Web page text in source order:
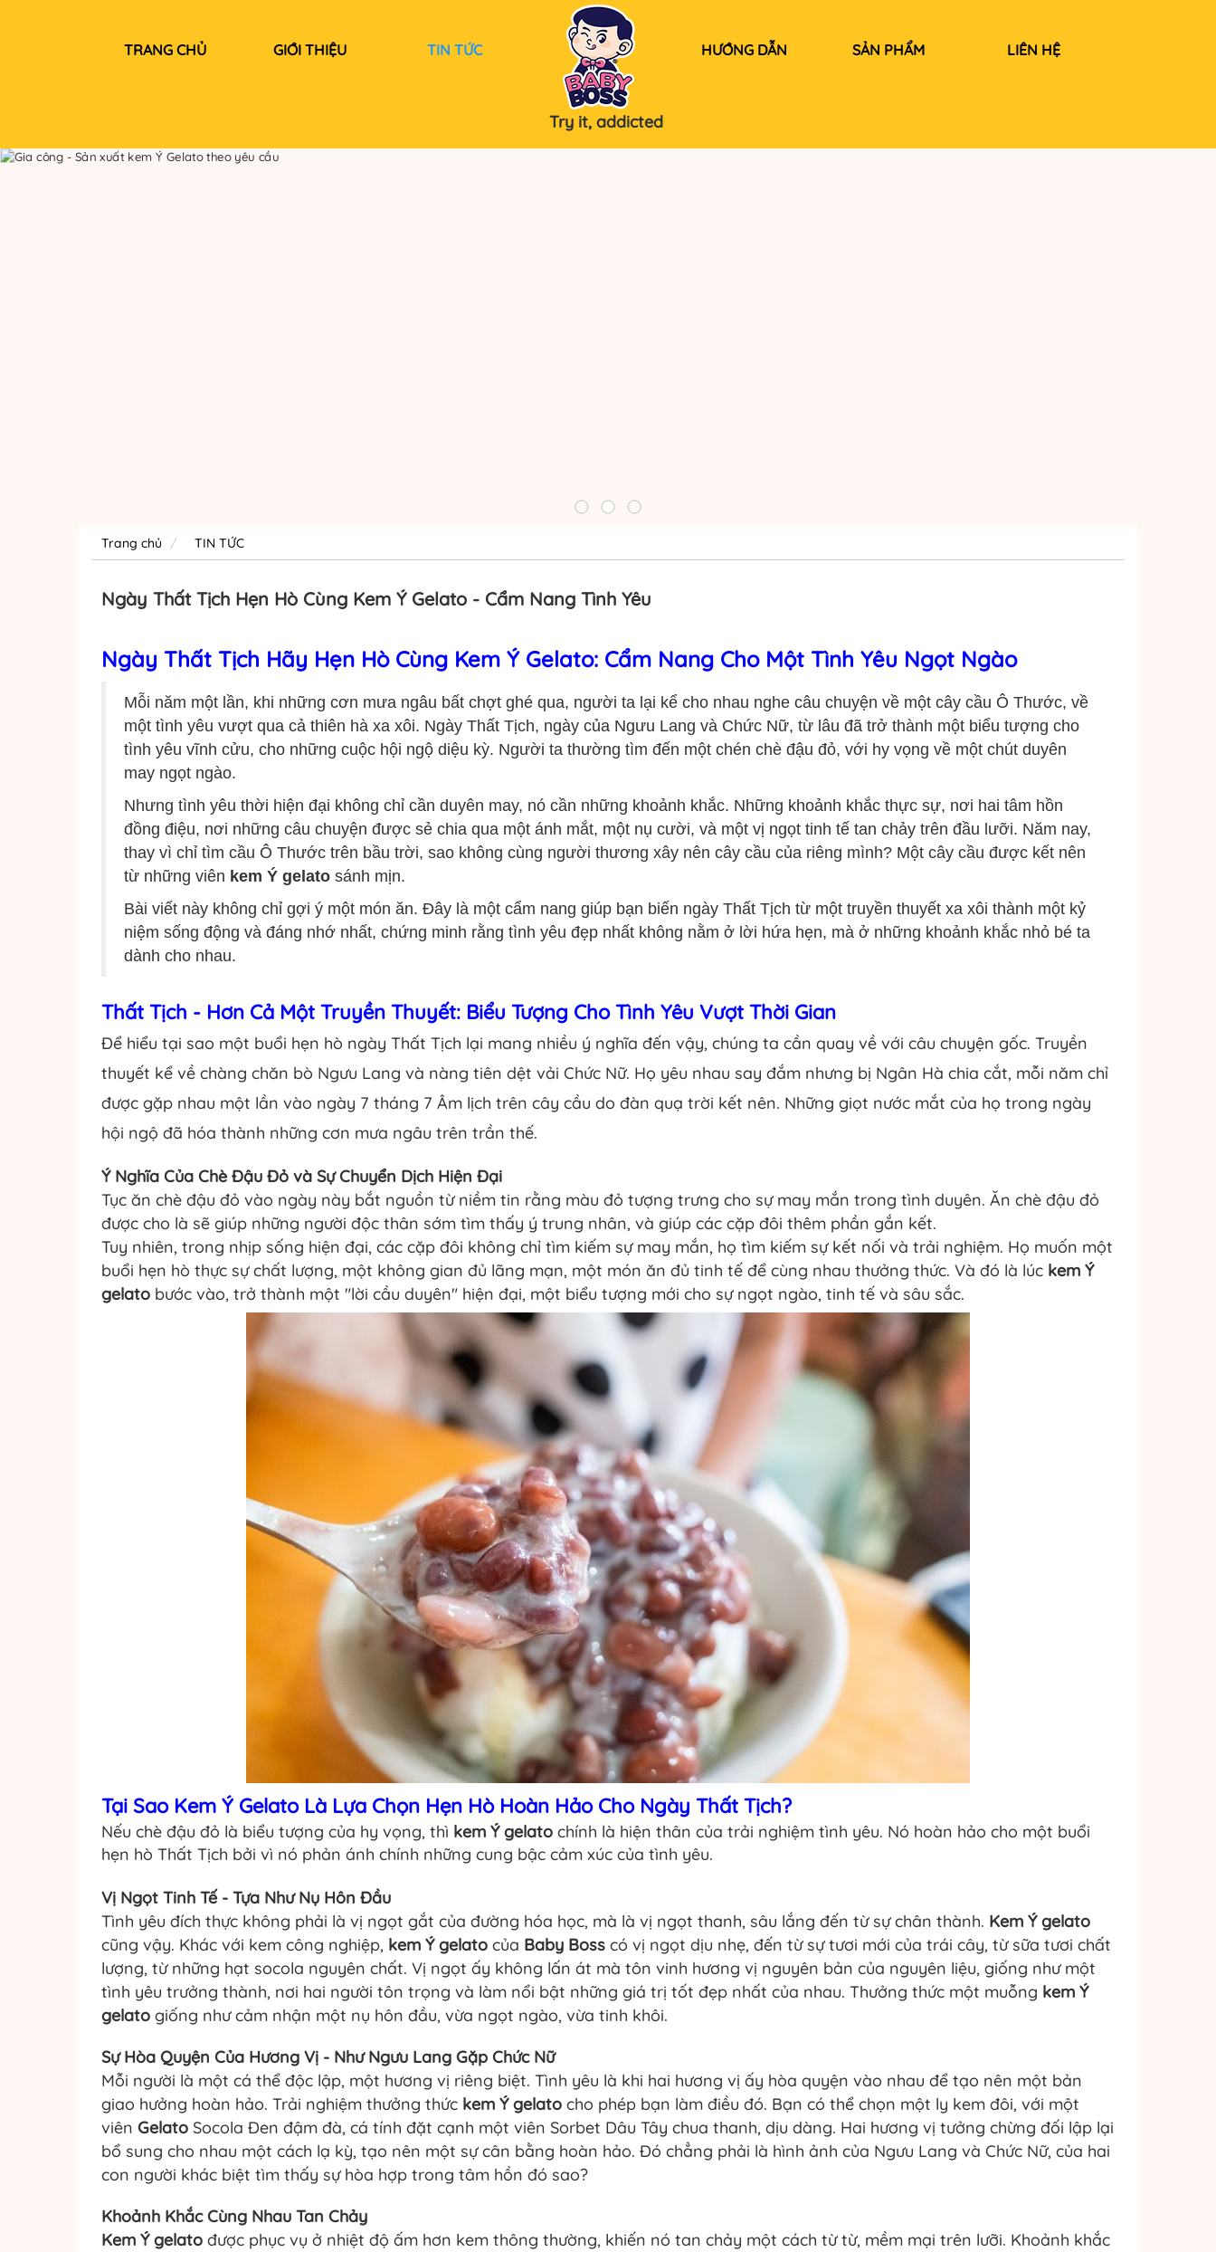
TRANG CHỦ GIỚI THIỆU TIN TỨC HƯỚNG DẪN SẢN PHẨM LIÊN HỆ
Try it, addicted
Trang chủ TIN TỨC
Ngày Thất Tịch Hẹn Hò Cùng Kem Ý Gelato - Cẩm Nang Tình Yêu
Ngày Thất Tịch Hãy Hẹn Hò Cùng Kem Ý Gelato: Cẩm Nang Cho Một Tình Yêu Ngọt Ngào
Mỗi năm một lần, khi những cơn mưa ngâu bất chợt ghé qua, người ta lại kể cho nhau nghe câu chuyện về một cây cầu Ô Thước, về
một tình yêu vượt qua cả thiên hà xa xôi. Ngày Thất Tịch, ngày của Ngưu Lang và Chức Nữ, từ lâu đã trở thành một biểu tượng cho
tình yêu vĩnh cửu, cho những cuộc hội ngộ diệu kỳ. Người ta thường tìm đến một chén chè đậu đỏ, với hy vọng về một chút duyên
may ngọt ngào.
Nhưng tình yêu thời hiện đại không chỉ cần duyên may, nó cần những khoảnh khắc. Những khoảnh khắc thực sự, nơi hai tâm hồn
đồng điệu, nơi những câu chuyện được sẻ chia qua một ánh mắt, một nụ cười, và một vị ngọt tinh tế tan chảy trên đầu lưỡi. Năm nay,
thay vì chỉ tìm cầu Ô Thước trên bầu trời, sao không cùng người thương xây nên cây cầu của riêng mình? Một cây cầu được kết nên
từ những viên kem Ý gelato sánh mịn.
Bài viết này không chỉ gợi ý một món ăn. Đây là một cẩm nang giúp bạn biến ngày Thất Tịch từ một truyền thuyết xa xôi thành một kỷ
niệm sống động và đáng nhớ nhất, chứng minh rằng tình yêu đẹp nhất không nằm ở lời hứa hẹn, mà ở những khoảnh khắc nhỏ bé ta
dành cho nhau.
Thất Tịch - Hơn Cả Một Truyền Thuyết: Biểu Tượng Cho Tình Yêu Vượt Thời Gian
Để hiểu tại sao một buổi hẹn hò ngày Thất Tịch lại mang nhiều ý nghĩa đến vậy, chúng ta cần quay về với câu chuyện gốc. Truyền
thuyết kể về chàng chăn bò Ngưu Lang và nàng tiên dệt vải Chức Nữ. Họ yêu nhau say đắm nhưng bị Ngân Hà chia cắt, mỗi năm chỉ
được gặp nhau một lần vào ngày 7 tháng 7 Âm lịch trên cây cầu do đàn quạ trời kết nên. Những giọt nước mắt của họ trong ngày
hội ngộ đã hóa thành những cơn mưa ngâu trên trần thế.
Ý Nghĩa Của Chè Đậu Đỏ và Sự Chuyển Dịch Hiện Đại
Tục ăn chè đậu đỏ vào ngày này bắt nguồn từ niềm tin rằng màu đỏ tượng trưng cho sự may mắn trong tình duyên. Ăn chè đậu đỏ
được cho là sẽ giúp những người độc thân sớm tìm thấy ý trung nhân, và giúp các cặp đôi thêm phần gắn kết.
Tuy nhiên, trong nhịp sống hiện đại, các cặp đôi không chỉ tìm kiếm sự may mắn, họ tìm kiếm sự kết nối và trải nghiệm. Họ muốn một
buổi hẹn hò thực sự chất lượng, một không gian đủ lãng mạn, một món ăn đủ tinh tế để cùng nhau thưởng thức. Và đó là lúc kem Ý
gelato bước vào, trở thành một "lời cầu duyên" hiện đại, một biểu tượng mới cho sự ngọt ngào, tinh tế và sâu sắc.
Tại Sao Kem Ý Gelato Là Lựa Chọn Hẹn Hò Hoàn Hảo Cho Ngày Thất Tịch?
Nếu chè đậu đỏ là biểu tượng của hy vọng, thì kem Ý gelato chính là hiện thân của trải nghiệm tình yêu. Nó hoàn hảo cho một buổi
hẹn hò Thất Tịch bởi vì nó phản ánh chính những cung bậc cảm xúc của tình yêu.
Vị Ngọt Tinh Tế - Tựa Như Nụ Hôn Đầu
Tình yêu đích thực không phải là vị ngọt gắt của đường hóa học, mà là vị ngọt thanh, sâu lắng đến từ sự chân thành. Kem Ý gelato
cũng vậy. Khác với kem công nghiệp, kem Ý gelato của Baby Boss có vị ngọt dịu nhẹ, đến từ sự tươi mới của trái cây, từ sữa tươi chất
lượng, từ những hạt socola nguyên chất. Vị ngọt ấy không lấn át mà tôn vinh hương vị nguyên bản của nguyên liệu, giống như một
tình yêu trưởng thành, nơi hai người tôn trọng và làm nổi bật những giá trị tốt đẹp nhất của nhau. Thưởng thức một muỗng kem Ý
gelato giống như cảm nhận một nụ hôn đầu, vừa ngọt ngào, vừa tinh khôi.
Sự Hòa Quyện Của Hương Vị - Như Ngưu Lang Gặp Chức Nữ
Mỗi người là một cá thể độc lập, một hương vị riêng biệt. Tình yêu là khi hai hương vị ấy hòa quyện vào nhau để tạo nên một bản
giao hưởng hoàn hảo. Trải nghiệm thưởng thức kem Ý gelato cho phép bạn làm điều đó. Bạn có thể chọn một ly kem đôi, với một
viên Gelato Socola Đen đậm đà, cá tính đặt cạnh một viên Sorbet Dâu Tây chua thanh, dịu dàng. Hai hương vị tưởng chừng đối lập lại
bổ sung cho nhau một cách lạ kỳ, tạo nên một sự cân bằng hoàn hảo. Đó chẳng phải là hình ảnh của Ngưu Lang và Chức Nữ, của hai
con người khác biệt tìm thấy sự hòa hợp trong tâm hồn đó sao?
Khoảnh Khắc Cùng Nhau Tan Chảy
Kem Ý gelato được phục vụ ở nhiệt độ ấm hơn kem thông thường, khiến nó tan chảy một cách từ từ, mềm mại trên lưỡi. Khoảnh khắc